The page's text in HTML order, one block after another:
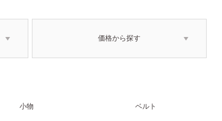
価格から探す
小物 ベルト